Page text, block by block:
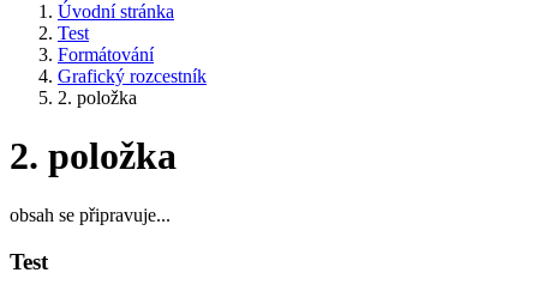
Úvodní stránka
Test
Formátování
Grafický rozcestník
2. položka
2. položka
obsah se připravuje...
Test